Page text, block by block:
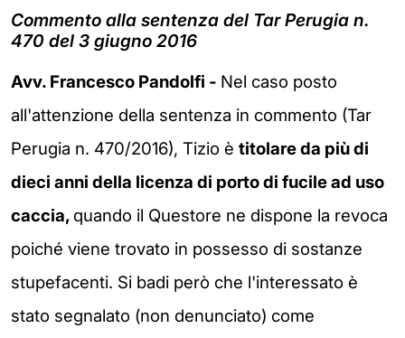
Commento alla sentenza del Tar Perugia n.
470 del 3 giugno 2016
Avv. Francesco Pandolfi - Nel caso posto
all'attenzione della sentenza in commento (Tar
Perugia n. 470/2016), Tizio è titolare da più di
dieci anni della licenza di porto di fucile ad uso
caccia, quando il Questore ne dispone la revoca
poiché viene trovato in possesso di sostanze
stupefacenti. Si badi però che l'interessato è
stato segnalato (non denunciato) come